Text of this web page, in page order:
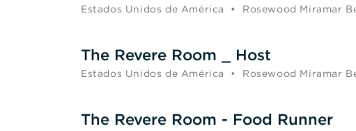
Estados Unidos de América • Rosewood Miramar
The Revere Room _ Host
Estados Unidos de América • Rosewood Miramar
The Revere Room - Food Runner